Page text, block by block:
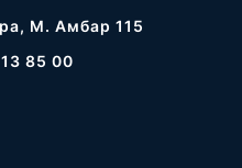
М. Амбар 115
85 00